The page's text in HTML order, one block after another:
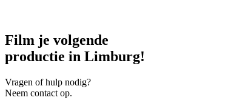
Film je volgende
productie in Limburg!
Vragen of hulp nodig?
Neem contact op.